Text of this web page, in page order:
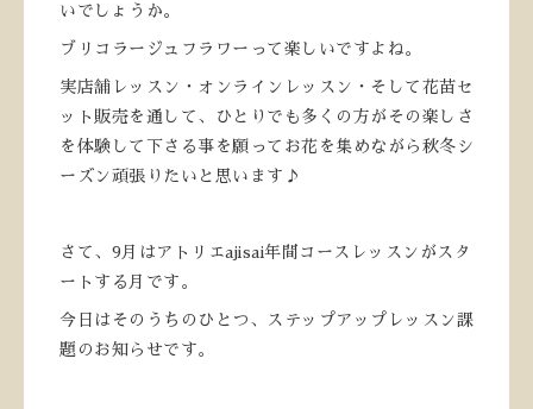
いでしょうか。
ブリコラージュフラワーって楽しいですよね。
実店舗レッスン・オンラインレッスン・そして花苗セ
ット販売を通して、ひとりでも多くの方がその楽しさ
を体験して下さる事を願ってお花を集めながら秋冬シ
ーズン頑張りたいと思います♪
さて、9月はアトリエajisai年間コースレッスンがスタ
ートする月です。
今日はそのうちのひとつ、ステップアップレッスン課
題のお知らせです。